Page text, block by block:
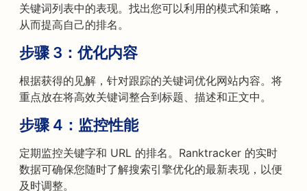
关键词列表中的表现。找出您可以利用的模式和策略，
从而提高自己的排名。
步骤 3：优化内容
根据获得的见解，针对跟踪的关键词优化网站内容。将
重点放在将高效关键词整合到标题、描述和正文中。
步骤 4： 监控性能
定期监控关键字和 URL 的排名。Ranktracker 的实时
数据可确保您随时了解搜索引擎优化的最新表现，以便
及时调整。